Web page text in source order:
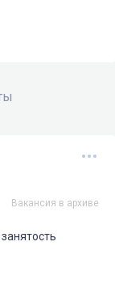
Вакансия в архиве